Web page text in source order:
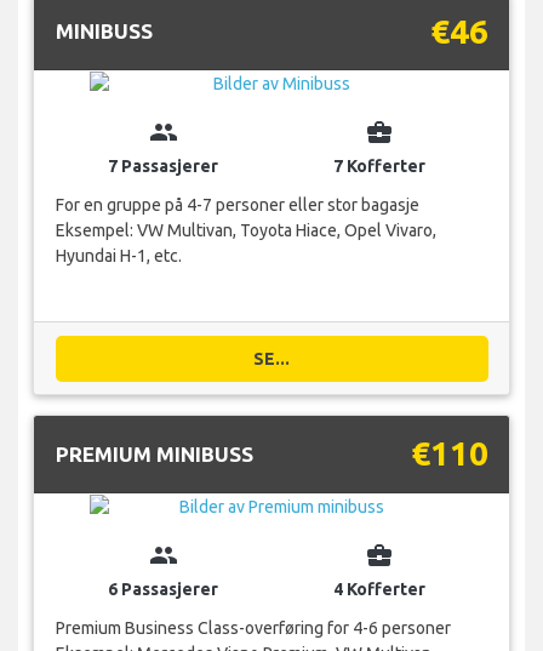
MINIBUSS €46
group
7 Passasjerer
business_center
7 Kofferter
For en gruppe på 4-7 personer eller stor bagasje
Eksempel: VW Multivan, Toyota Hiace, Opel Vivaro,
Hyundai H-1, etc.
SE...
PREMIUM MINIBUSS €110
group
6 Passasjerer
business_center
4 Kofferter
Premium Business Class-overføring for 4-6 personer